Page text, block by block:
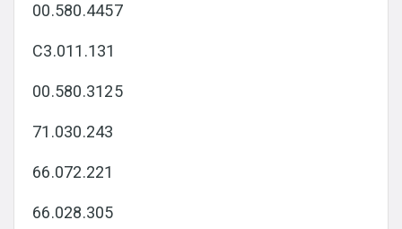
00.580.4457
C3.011.131
00.580.3125
71.030.243
66.072.221
66.028.305